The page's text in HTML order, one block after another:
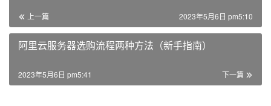
上一篇 2023年5月6日 pm5:10
阿里云服务器选购流程两种方法（新手指南）
下一篇
2023年5月6日 pm5:41